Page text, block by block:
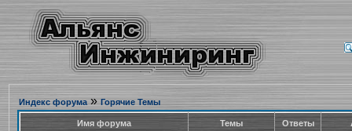
Индекс форума» Горячие Темы
Имя форума Темы Ответы